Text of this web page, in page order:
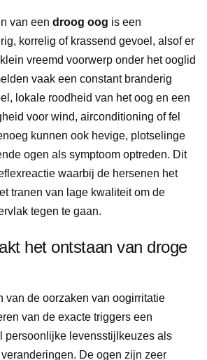
van een droog oog is een
korrelig of krassend gevoel, alsof er
vreemd voorwerp onder het ooglid
vaak een constant branderig
lokale roodheid van het oog en een
voor wind, airconditioning of fel
kunnen ook hevige, plotselinge
ogen als symptoom optreden. Dit
waarbij de hersenen het
tranen van lage kwaliteit om de
tegen te gaan.
het ontstaan van droge
van de oorzaken van oogirritatie
van de exacte triggers een
persoonlijke levensstijlkeuzes als
De ogen zijn zeer